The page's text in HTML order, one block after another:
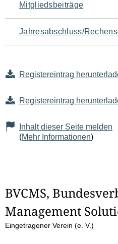
Mitgliedsbeiträge
Jahresabschluss/
Registereintrag
Registereintrag
Inhalt dieser Seite melden
(Mehr Informationen)
S
e
BVCMS,
Management
Eingetragener Verein (e. V.)